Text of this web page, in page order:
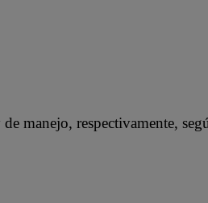
manejo, respectivamente,